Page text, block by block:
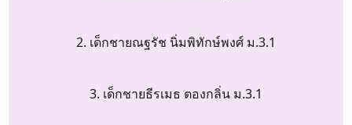
2. เด็กชายณฐรัช นิ่มพิทักษ์พงศ์ ม.3.1
3. เด็กชายธีรเมธ ตองกลิ่น ม.3.1